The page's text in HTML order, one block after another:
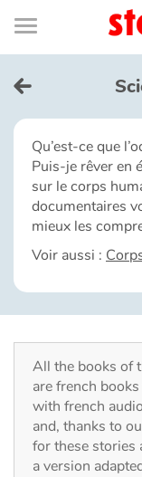
Connexion
Bibliothèque
de
page
Menu
Log in
Try for free
Library
Tales and classics
Fable, myth,
Princesses and
Qu’est-ce que
Puis-je rêver en
sur le corps
documentaires
mieux les
Voir aussi :
All the books of
are french
with french
and, thanks to
for these stories
a version